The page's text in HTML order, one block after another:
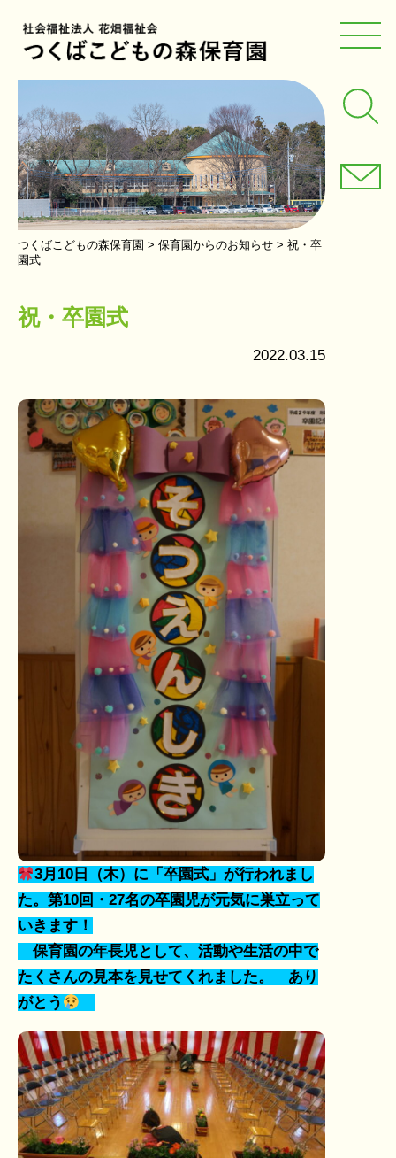
つくばこどもの森保育園 > 保育園からのお知らせ > 祝・卒
園式
祝・卒園式
2022.03.15
3月10日（木）に「卒園式」が行われまし
た。第10回・27名の卒園児が元気に巣立って
いきます！
保育園の年長児として、活動や生活の中で
たくさんの見本を見せてくれました。 あり
がとう